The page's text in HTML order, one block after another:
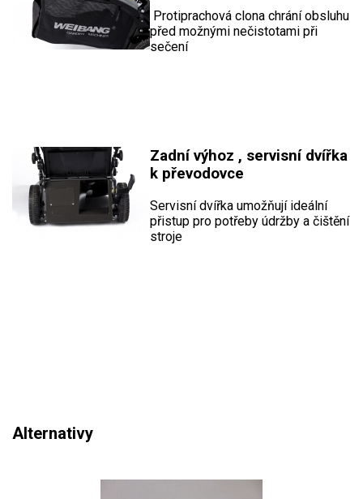
Protiprachová clona chrání obsluhu
před možnými nečistotami při
sečení
Zadní výhoz , servisní dvířka
k převodovce
Servisní dvířka umožňují ideální
přistup pro potřeby údržby a čištění
stroje
Alternativy